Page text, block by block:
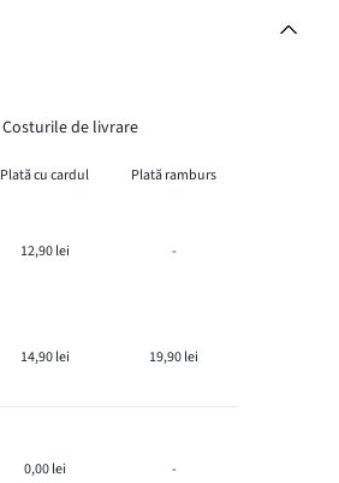
Costurile de livrare
Plată cu cardul
Plată ramburs
12,90 lei -
14,90 lei 19,90 lei
0,00 lei -